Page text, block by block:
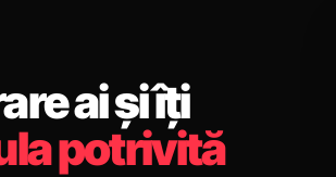
ai și îți
potrivită